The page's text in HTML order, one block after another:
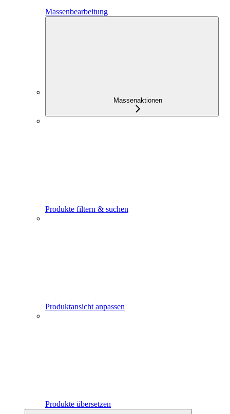
Massenbearbeitung
Massenaktionen
Produkte filtern & suchen
Produktansicht anpassen
Produkte übersetzen